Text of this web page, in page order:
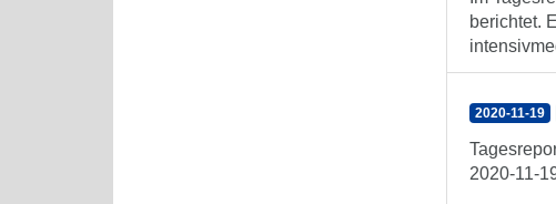
berichtet.
2020-11-19
2020-11-